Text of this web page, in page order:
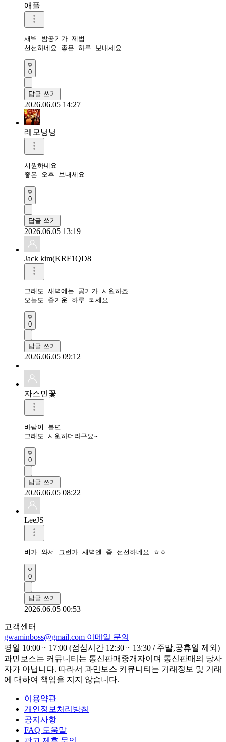
애플
새벽 밤공기가 제법
선선하네요 좋은 하루 보내세요
0
답글 쓰기
2026.06.05 14:27
레모닝닝
시원하네요
좋은 오후 보내세요
0
답글 쓰기
2026.06.05 13:19
Jack kim(KRF1QD8
그래도 새벽에는 공기가 시원하죠
오늘도 즐거운 하루 되세요
0
답글 쓰기
2026.06.05 09:12
자스민꽃
바람이 불면
그래도 시원하더라구요~
0
답글 쓰기
2026.06.05 08:22
LeeJS
비가 와서 그런가 새벽엔 좀 선선하네요 ㅎㅎ
0
답글 쓰기
2026.06.05 00:53
고객센터
gwaminboss@gmail.com 이메일 문의
평일 10:00 ~ 17:00 (점심시간 12:30 ~ 13:30 / 주말,공휴일 제외)
과민보스는 커뮤니티는 통신판매중개자이며 통신판매의 당사
자가 아닙니다. 따라서 과민보스 커뮤니티는 거래정보 및 거래
에 대하여 책임을 지지 않습니다.
이용약관
개인정보처리방침
공지사항
FAQ 도움말